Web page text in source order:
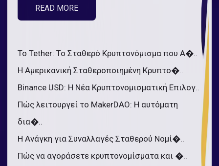
READ MORE
Το Tether: Το Σταθερό Κρυπτονόμισμα που Α�..
Η Αμερικανική Σταθεροποιημένη Κρυπτο�..
Binance USD: Η Νέα Κρυπτονομισματική Επιλογ..
Πώς λειτουργεί το MakerDAO: Η αυτόματη
δια�..
Η Ανάγκη για Συναλλαγές Σταθερού Νομί�..
Πώς να αγοράσετε κρυπτονομίσματα και �..